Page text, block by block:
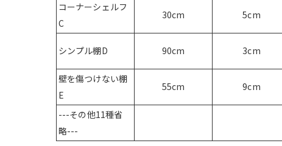
コーナーシェルフ
C
30cm 5cm
シンプル棚D 90cm 3cm
壁を傷つけない棚
E
55cm 9cm
---その他11種省
略---